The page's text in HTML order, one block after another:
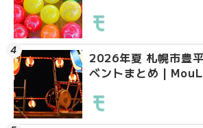
2026年夏 札幌市豊
ベントまとめ |
ベ
ン